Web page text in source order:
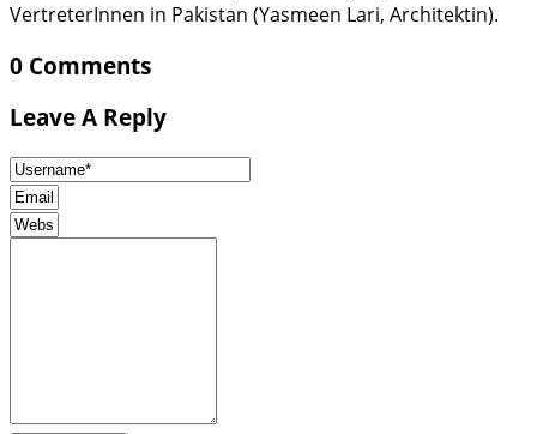
VertreterInnen in Pakistan (Yasmeen Lari, Architektin).
0 Comments
Leave A Reply